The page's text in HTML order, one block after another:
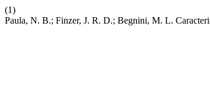
(1)
Paula, N. B.; Finzer, J. R. D.; Begnini, M. L.